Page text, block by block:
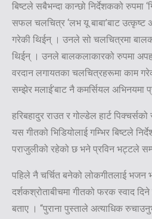
बिष्टले सबैभन्दा कान्छो निर्देशकको रुपमा
सफल चलचित्र ‘लभ यू बाबा’बाट उत्कृष्ट
गरेकी थिईन् । उनले सो चलचित्रमा
थिईन् । उनले बालकलाकारको रुपमा
वरदान लगायतका चलचित्रहरूमा काम
सम्झेर मलाई’बाट नै कमर्सियल अभिनयमा
हरिबहादुर राउत र गोल्डेल हार्ट
यस गीतको भिडियोलाई गम्भिर बिष्टले
पराजुलीको रहेको छ भने प्रविन भट्टले
पहिले नै चर्चित बनेको लोकगीतलाई भजन
दर्शकश्रोताबीचमा गीतको फरक स्वाद
बताए । “पुराना पुस्ताले अत्याधिक